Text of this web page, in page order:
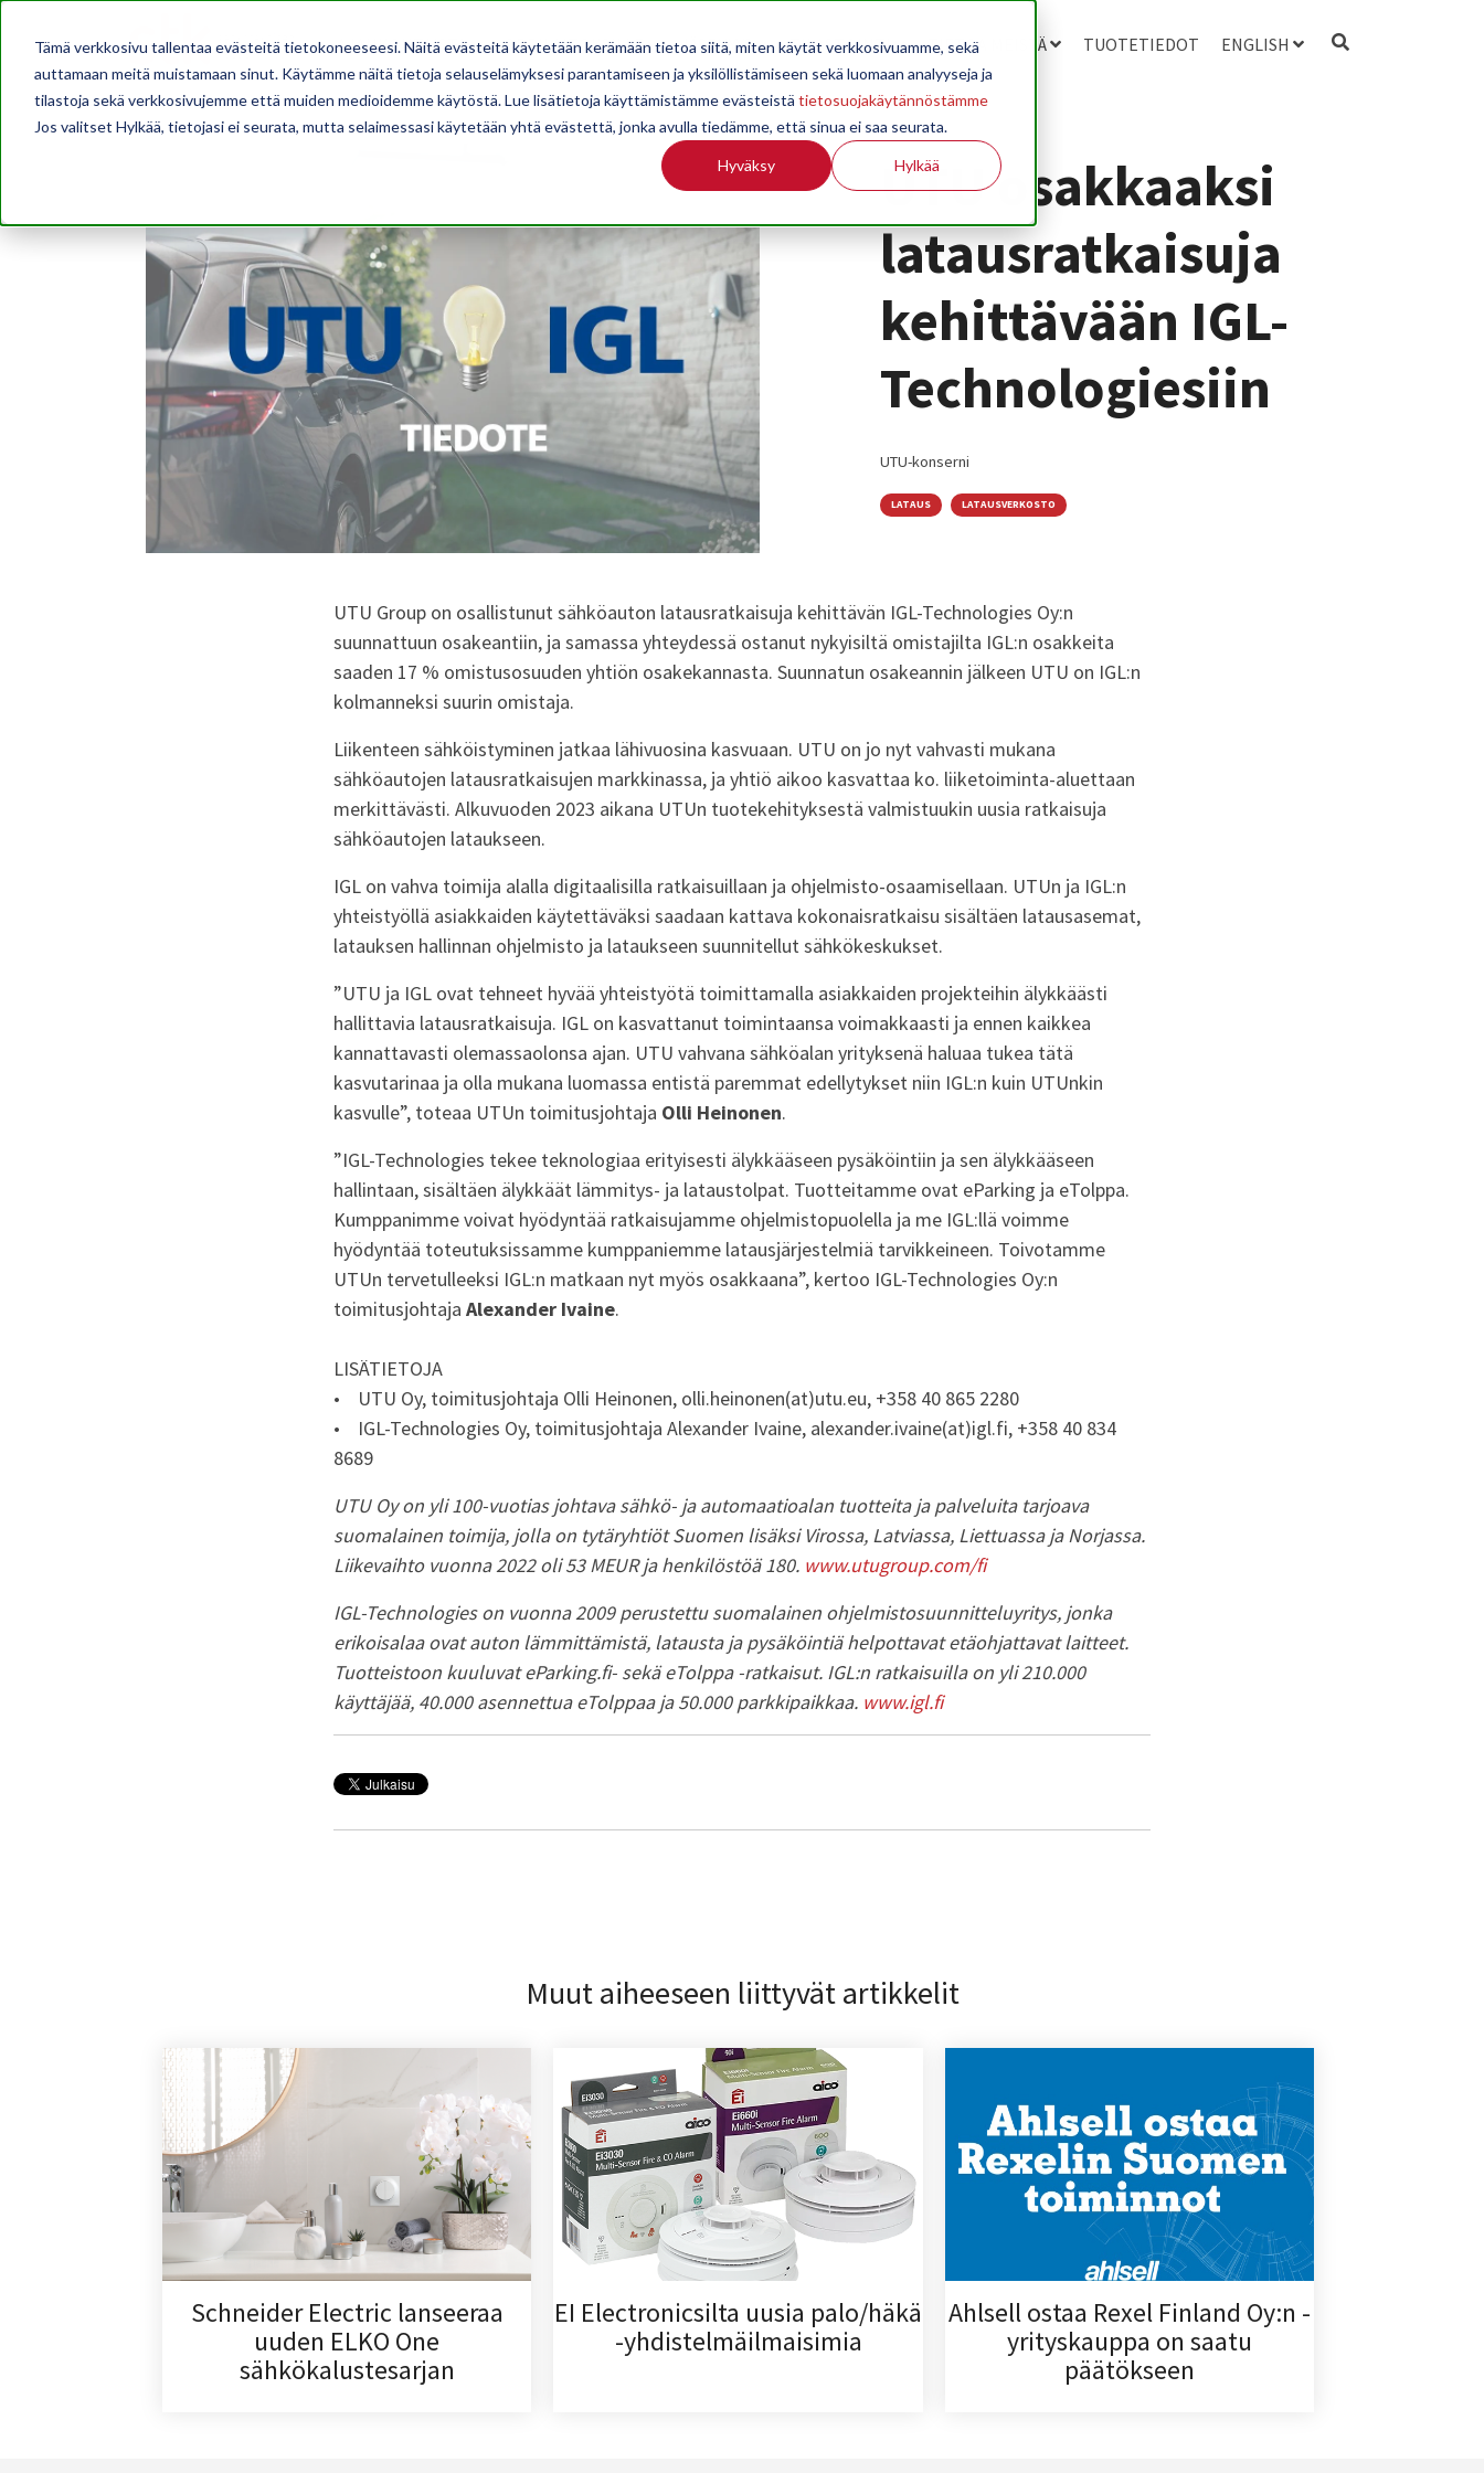
Tämä verkkosivu tallentaa evästeitä tietokoneeseesi. Näitä evästeitä käytetään kerämään tietoa siitä, miten käytät verkkosivuamme, sekä
auttamaan meitä muistamaan sinut. Käytämme näitä tietoja selauselämyksesi parantamiseen ja yksilöllistämiseen sekä luomaan analyyseja ja
tilastoja sekä verkkosivujemme että muiden medioidemme käytöstä. Lue lisätietoja käyttämistämme evästeistä tietosuojakäytännöstämme
Jos valitset Hylkää, tietojasi ei seurata, mutta selaimessasi käytetään yhtä evästettä, jonka avulla tiedämme, että sinua ei saa seurata.
Hyväksy Hylkää
AJANKOHTAISTA OPPILAITOKSILLE JÄSENYYS TILASTOINTI TIETOA MEISTÄ TUOTETIEDOT ENGLISH
UTU osakkaaksi
latausratkaisuja
kehittävään IGL-
Technologiesiin
UTU-konserni
LATAUS LATAUSVERKOSTO
UTU Group on osallistunut sähköauton latausratkaisuja kehittävän IGL-Technologies Oy:n
suunnattuun osakeantiin, ja samassa yhteydessä ostanut nykyisiltä omistajilta IGL:n osakkeita
saaden 17 % omistusosuuden yhtiön osakekannasta. Suunnatun osakeannin jälkeen UTU on IGL:n
kolmanneksi suurin omistaja.
Liikenteen sähköistyminen jatkaa lähivuosina kasvuaan. UTU on jo nyt vahvasti mukana
sähköautojen latausratkaisujen markkinassa, ja yhtiö aikoo kasvattaa ko. liiketoiminta-aluettaan
merkittävästi. Alkuvuoden 2023 aikana UTUn tuotekehityksestä valmistuukin uusia ratkaisuja
sähköautojen lataukseen.
IGL on vahva toimija alalla digitaalisilla ratkaisuillaan ja ohjelmisto-osaamisellaan. UTUn ja IGL:n
yhteistyöllä asiakkaiden käytettäväksi saadaan kattava kokonaisratkaisu sisältäen latausasemat,
latauksen hallinnan ohjelmisto ja lataukseen suunnitellut sähkökeskukset.
”UTU ja IGL ovat tehneet hyvää yhteistyötä toimittamalla asiakkaiden projekteihin älykkäästi
hallittavia latausratkaisuja. IGL on kasvattanut toimintaansa voimakkaasti ja ennen kaikkea
kannattavasti olemassaolonsa ajan. UTU vahvana sähköalan yrityksenä haluaa tukea tätä
kasvutarinaa ja olla mukana luomassa entistä paremmat edellytykset niin IGL:n kuin UTUnkin
kasvulle”, toteaa UTUn toimitusjohtaja Olli Heinonen.
”IGL-Technologies tekee teknologiaa erityisesti älykkääseen pysäköintiin ja sen älykkääseen
hallintaan, sisältäen älykkäät lämmitys- ja lataustolpat. Tuotteitamme ovat eParking ja eTolppa.
Kumppanimme voivat hyödyntää ratkaisujamme ohjelmistopuolella ja me IGL:llä voimme
hyödyntää toteutuksissamme kumppaniemme latausjärjestelmiä tarvikkeineen. Toivotamme
UTUn tervetulleeksi IGL:n matkaan nyt myös osakkaana”, kertoo IGL-Technologies Oy:n
toimitusjohtaja Alexander Ivaine.
LISÄTIETOJA
• UTU Oy, toimitusjohtaja Olli Heinonen, olli.heinonen(at)utu.eu, +358 40 865 2280
• IGL-Technologies Oy, toimitusjohtaja Alexander Ivaine, alexander.ivaine(at)igl.fi, +358 40 834
8689
UTU Oy on yli 100-vuotias johtava sähkö- ja automaatioalan tuotteita ja palveluita tarjoava
suomalainen toimija, jolla on tytäryhtiöt Suomen lisäksi Virossa, Latviassa, Liettuassa ja Norjassa.
Liikevaihto vuonna 2022 oli 53 MEUR ja henkilöstöä 180. www.utugroup.com/fi
IGL-Technologies on vuonna 2009 perustettu suomalainen ohjelmistosuunnitteluyritys, jonka
erikoisalaa ovat auton lämmittämistä, latausta ja pysäköintiä helpottavat etäohjattavat laitteet.
Tuotteistoon kuuluvat eParking.fi- sekä eTolppa -ratkaisut. IGL:n ratkaisuilla on yli 210.000
käyttäjää, 40.000 asennettua eTolppaa ja 50.000 parkkipaikkaa. www.igl.fi
Muut aiheeseen liittyvät artikkelit
Schneider Electric lanseeraa
uuden ELKO One
sähkökalustesarjan
EI Electronicsilta uusia palo/häkä
-yhdistelmäilmaisimia
Ahlsell ostaa Rexel Finland Oy:n -
yrityskauppa on saatu
päätökseen